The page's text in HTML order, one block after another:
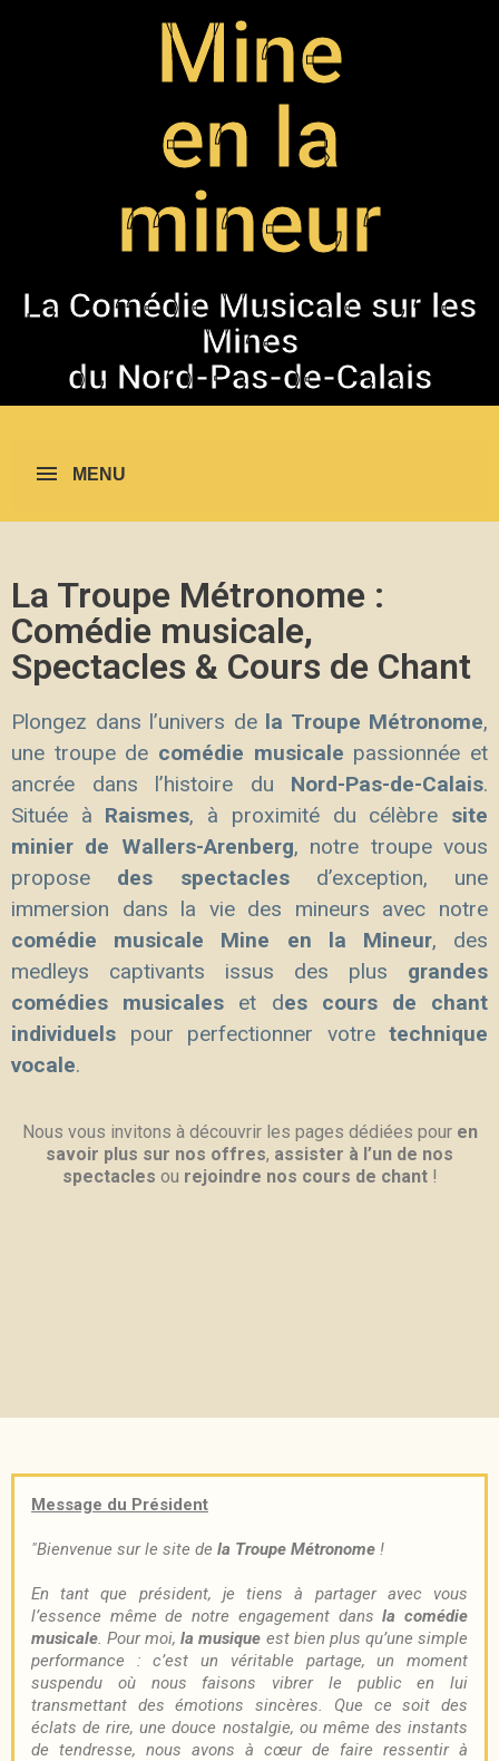
Mine
en la
mineur
La Comédie Musicale sur les
Mines
du Nord-Pas-de-Calais
MENU
La Troupe Métronome :
Comédie musicale,
Spectacles & Cours de Chant
Plongez dans l’univers de la Troupe Métronome,
une troupe de comédie musicale passionnée et
ancrée dans l’histoire du Nord-Pas-de-Calais.
Située à Raismes, à proximité du célèbre site
minier de Wallers-Arenberg, notre troupe vous
propose des spectaclesd’exception, une
immersion dans la vie des mineurs avec notre
comédie musicale Mine en la Mineur, des
medleys captivants issus des plus grandes
comédies musicales et des cours de chant
individuels pour perfectionner votre technique
vocale.
Nous vous invitons à découvrir les pages dédiées pour en
savoir plus sur nos offres, assister à l’un de nos
spectacles ou rejoindre nos cours de chant!
Message du Président
"Bienvenue sur le site de la Troupe Métronome !
En tant que président, je tiens à partager avec vous
l’essence même de notre engagement dansla comédie
musicale. Pour moi,la musique est bien plus qu’une simple
performance : c’est un véritable partage, un moment
suspendu où nous faisons vibrer le public en lui
transmettant des émotions sincères. Que ce soit des
éclats de rire, une douce nostalgie, ou même des instants
de tendresse, nous avons à cœur de faire ressentir à